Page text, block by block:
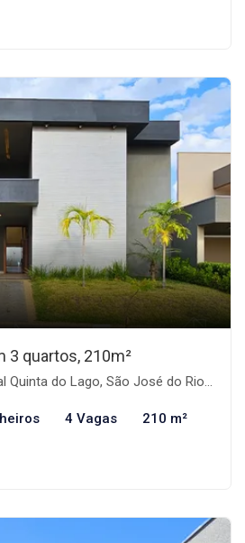
3 quartos, 210m²
do Lago, São José do Rio Preto-SP
4 Vagas 210 m²